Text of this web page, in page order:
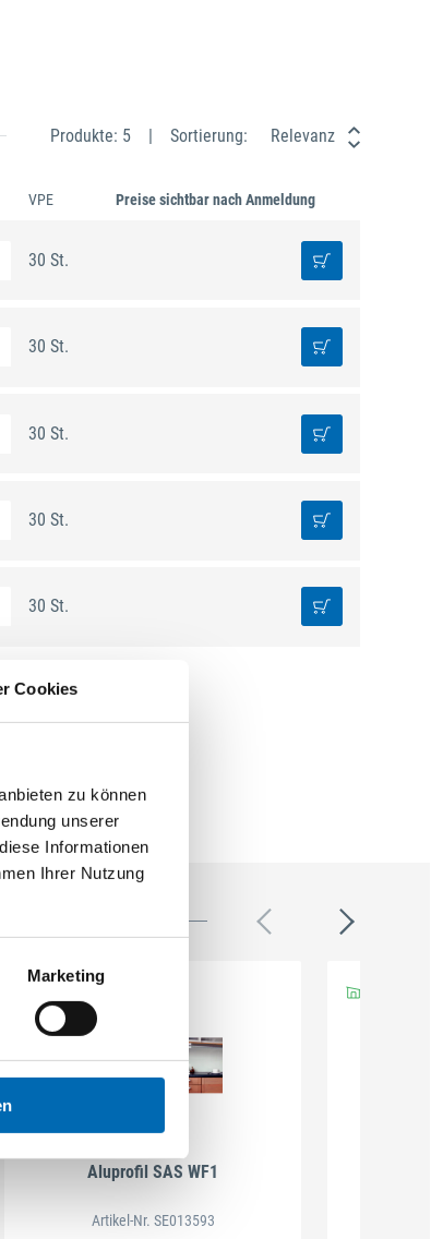
Cookies
zu können
unserer
Informationen
Ihrer Nutzung
Marketing
Produkte: 5 Sortierung: Relevanz
VPE Preise sichtbar nach Anmeldung
30 St.
30 St.
30 St.
30 St.
30 St.
Aluprofil SAS WF1
Artikel-Nr. SE013593